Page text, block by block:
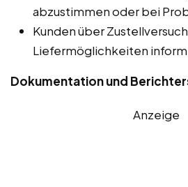
abzustimmen oder bei
Kunden über
Liefermöglichkeiten
Dokumentation und
Anzeige